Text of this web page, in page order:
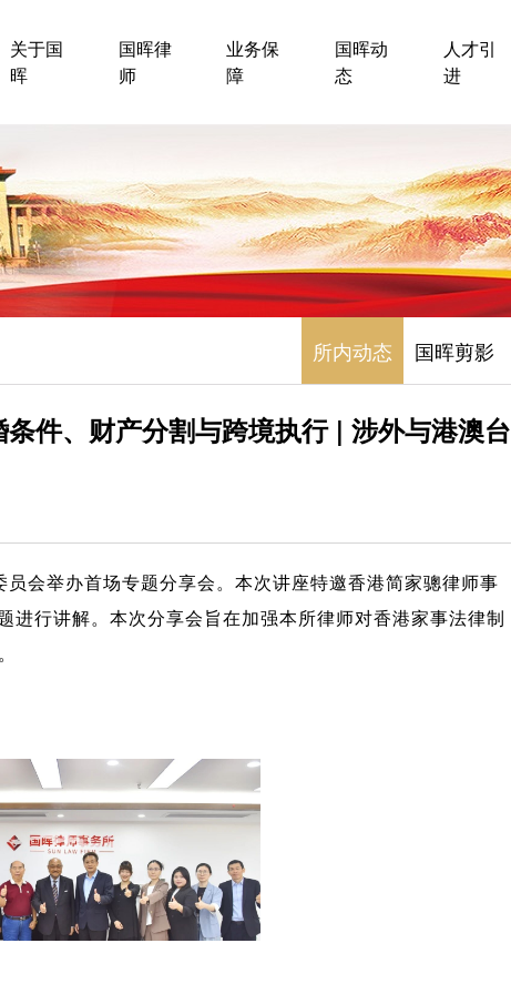
关于国
晖
国晖律
师
业务保
障
国晖动
态
人才引
进
所内动态 国晖剪影
件、财产分割与跨境执行 | 涉外与港澳台
会举办首场专题分享会。本次讲座特邀香港简家骢律师事
进行讲解。本次分享会旨在加强本所律师对香港家事法律制